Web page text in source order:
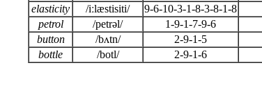
elasticity
/iːlæstisiti/ 9-6-10-3-1-8-3-8-1-8
petrol
/petrəl/ 1-9-1-7-9-6
button
/bʌtn/ 2-9-1-5
bottle
/botl/ 2-9-1-6